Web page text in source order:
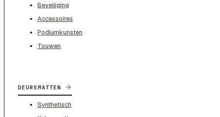
Beveiliging
Accessoires
Podiumkunsten
Touwen
DEURSMATTEN →
Synthetisch